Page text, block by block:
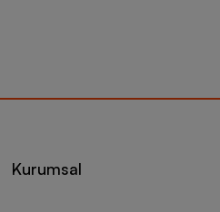
Kurumsal